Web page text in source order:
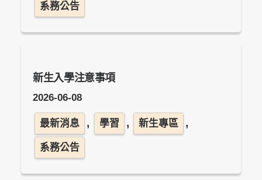
系務公告
新生入學注意事項
2026-06-08
最新消息 , 學習 , 新生專區 ,
系務公告